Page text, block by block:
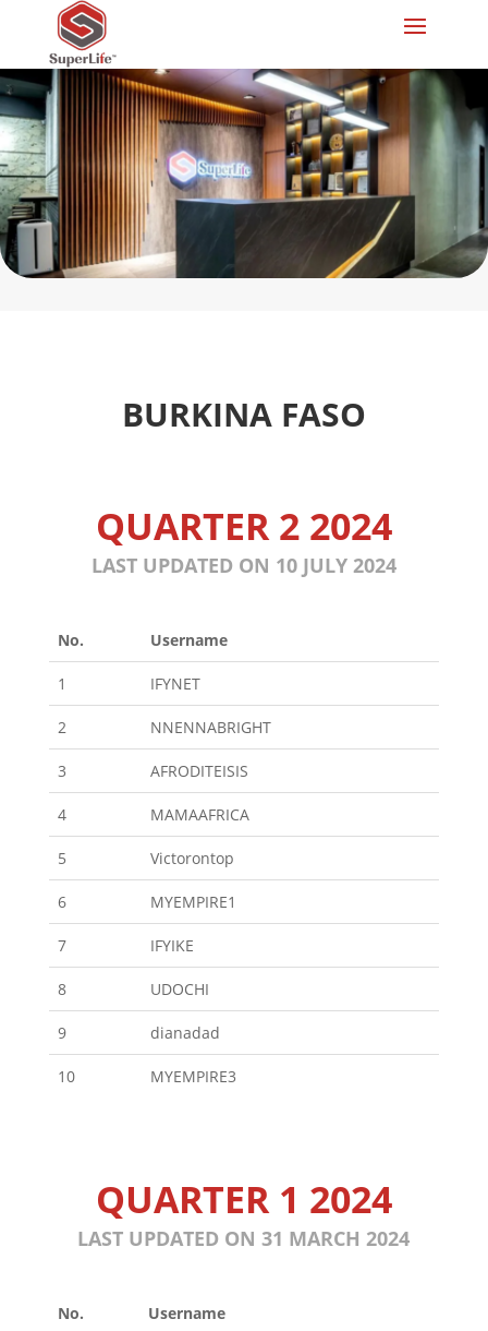
BURKINA FASO
QUARTER 2 2024
LAST UPDATED ON 10 JULY 2024
No. Username
1 IFYNET
2 NNENNABRIGHT
3 AFRODITEISIS
4 MAMAAFRICA
5 Victorontop
6 MYEMPIRE1
7 IFYIKE
8 UDOCHI
9 dianadad
10 MYEMPIRE3
QUARTER 1 2024
LAST UPDATED ON 31 MARCH 2024
No. Username